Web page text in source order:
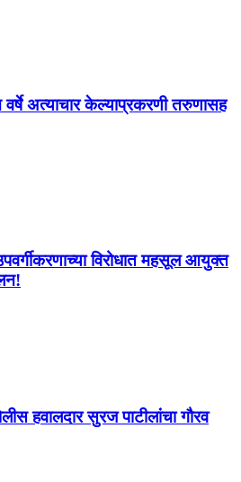
अत्याचार केल्याप्रकरणी तरुणासह
विरोधात महसूल आयुक्त
हवालदार सुरज पाटीलांचा गौरव